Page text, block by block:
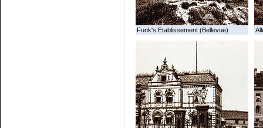
Funk's Etablissement (Bellevue)